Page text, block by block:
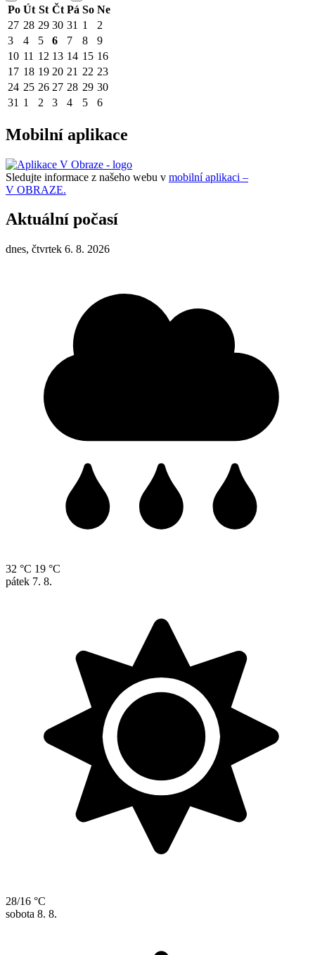
Po Út St Čt Pá So Ne
27 28 29 30 31 1
2
3
4 5 6 7 8
9
10 11 12 13 14 15 16
17 18 19 20 21 22 23
24 25 26 27 28 29 30
31 1 2 3 4 5 6
Mobilní aplikace
Sledujte informace z našeho webu v mobilní aplikaci –
V OBRAZE.
Aktuální počasí
dnes, čtvrtek 6. 8. 2026
32 °C 19 °C
pátek 7. 8.
28/16 °C
sobota 8. 8.